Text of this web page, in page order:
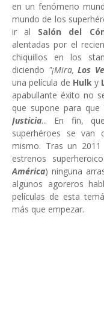
en un fenómeno
mundo de los
ir al Salón del
alentadas por el
chiquillos en los
diciendo "¡Mira,Los
una película de Hulky
apabullante éxito no
que supone para que
Justicia... En fin,
superhéroes se van
mismo. Tras un
estrenos
América) ninguna
algunos agoreros
películas de esta
más que empezar.